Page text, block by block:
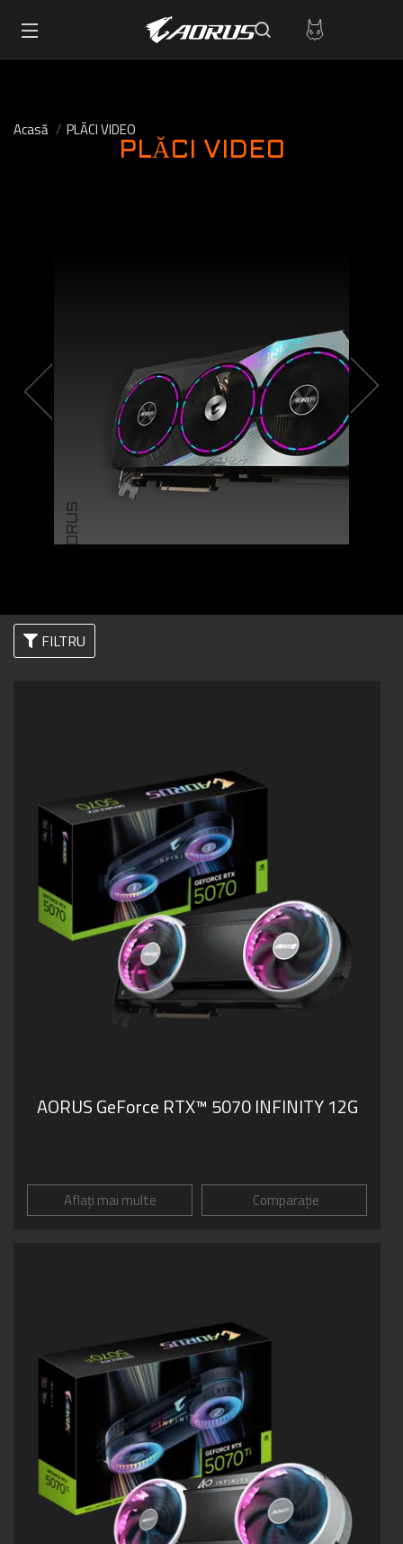
Acasă PLĂCI VIDEO
PLĂCI VIDEO
AORUS
FILTRU
AORUS GeForce RTX™ 5070 INFINITY 12G
Aflați mai multe Comparație